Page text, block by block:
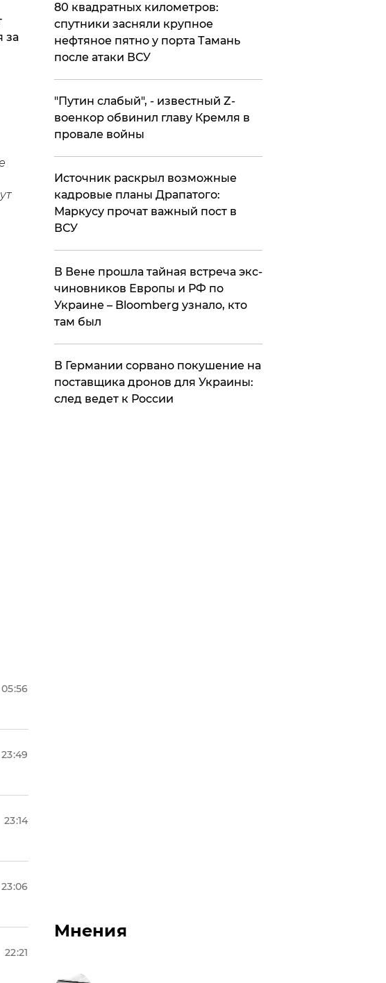
за
05:56
23:49
23:14
23:06
22:21
80 квадратных километров:
спутники засняли крупное
нефтяное пятно у порта Тамань
после атаки ВСУ
​"Путин слабый", - известный Z-
военкор обвинил главу Кремля в
провале войны
​Источник раскрыл возможные
кадровые планы Драпатого:
Маркусу прочат важный пост в
ВСУ
В Вене прошла тайная встреча экс-
чиновников Европы и РФ по
Украине – Bloomberg узнало, кто
там был
​В Германии сорвано покушение на
поставщика дронов для Украины:
след ведет к России
Мнения